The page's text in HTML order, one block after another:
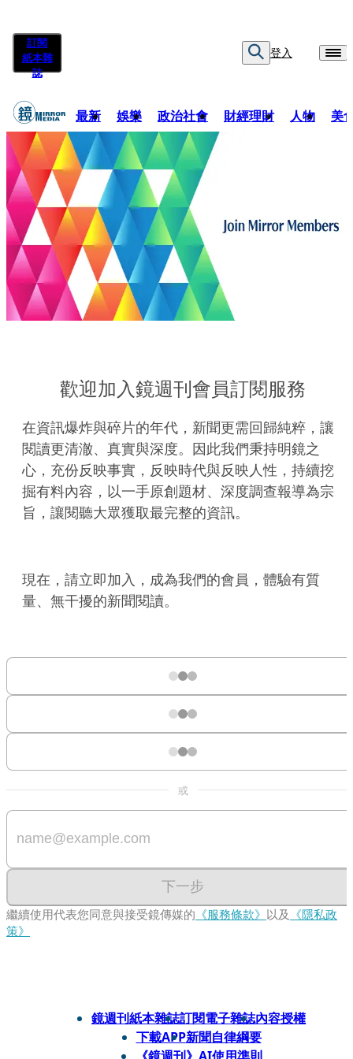
訂閱
紙本雜
誌
登入
最新 娛樂 政治社會 財經理財 人物 美
歡迎加入鏡週刊會員訂閱服務
在資訊爆炸與碎片的年代，新聞更需回歸純粹，讓
閱讀更清澈、真實與深度。因此我們秉持明鏡之
心，充份反映事實，反映時代與反映人性，持續挖
掘有料內容，以一手原創題材、深度調查報導為宗
旨，讓閱聽大眾獲取最完整的資訊。
現在，請立即加入，成為我們的會員，體驗有質
量、無干擾的新聞閱讀。
或
下一步
繼續使用代表您同意與接受鏡傳媒的 《服務條款》 以及 《隱私政
策》
鏡週刊紙本雜誌訂閱電子雜誌內容授權
下載APP新聞自律綱要